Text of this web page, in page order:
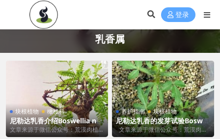
登录
乳香属
块根植物 橄榄科
尼勒达乳香介绍Boswellia ne
glecta
文章来源于微信公众号：荒漠肉植
记，作者：乌镇寻 Dag Panco在
养护指南 块根植物
尼勒达乳香的发芽试验Boswel
lia neglecta
文章来源于微信公众号：荒漠肉植
记，作者：乌镇寻 作者：Tri Do...